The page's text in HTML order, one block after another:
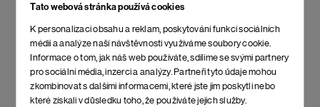
Tato webová stránka používá cookies
K personalizaci obsahu a reklam, poskytování funkcí sociálních
médií a analýze naší návštěvnosti využíváme soubory cookie.
Informace o tom, jak náš web používáte, sdílíme se svými partnery
pro sociální média, inzerci a analýzy. Partneři tyto údaje mohou
zkombinovat s dalšími informacemi, které jste jim poskytli nebo
které získali v důsledku toho, že používáte jejich služby.